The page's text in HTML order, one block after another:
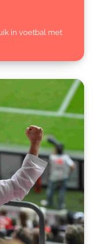
in voetbal met